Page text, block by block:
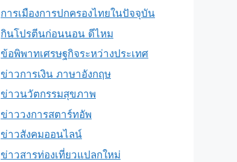
การเมืองการปกครองไทยในปัจจุบัน
กินโปรตีนก่อนนอน ดีไหม
ข้อพิพาทเศรษฐกิจระหว่างประเทศ
ข่าวการเงิน ภาษาอังกฤษ
ข่าวนวัตกรรมสุขภาพ
ข่าววงการสตาร์ทอัพ
ข่าวสังคมออนไลน์
ข่าวสารท่องเที่ยวแปลกใหม่